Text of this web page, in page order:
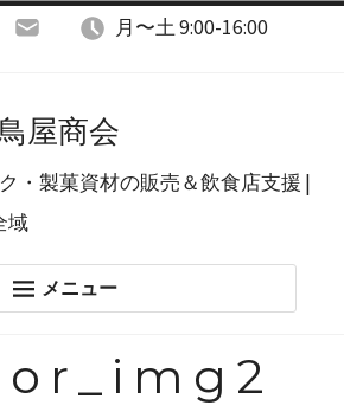
月〜土 9:00-16:00
屋商会
・製菓資材の販売＆飲食店支援 |
域
メニュー